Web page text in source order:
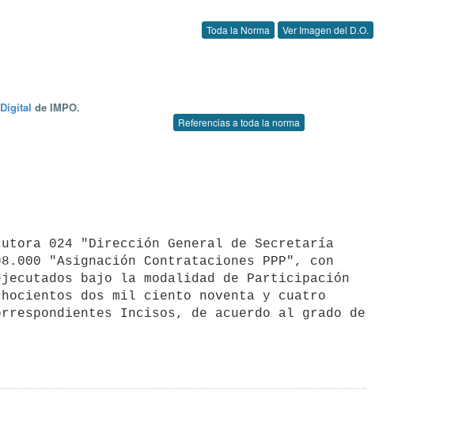
Toda la Norma Ver Imagen del D.O.
de IMPO.
Referencias a toda la norma
"Asignación Contrataciones PPP", con
bajo la modalidad de Participación
dos mil ciento noventa y cuatro
Incisos, de acuerdo al grado de